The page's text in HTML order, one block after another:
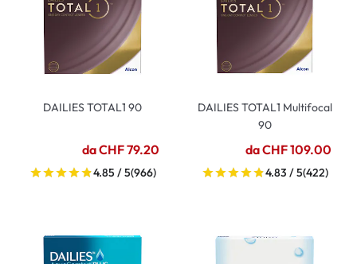
DAILIES TOTAL1 90
da CHF 79.20
4.85 / 5(966)
DAILIES TOTAL1 Multifocal
90
da CHF 109.00
4.83 / 5(422)